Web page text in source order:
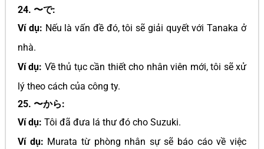
24. 〜で:
Ví dụ: Nếu là vấn đề đó, tôi sẽ giải quyết với Tanaka ở
nhà.
Ví dụ: Về thủ tục cần thiết cho nhân viên mới, tôi sẽ xử
lý theo cách của công ty.
25. 〜から:
Ví dụ: Tôi đã đưa lá thư đó cho Suzuki.
Ví dụ: Murata từ phòng nhân sự sẽ báo cáo về việc